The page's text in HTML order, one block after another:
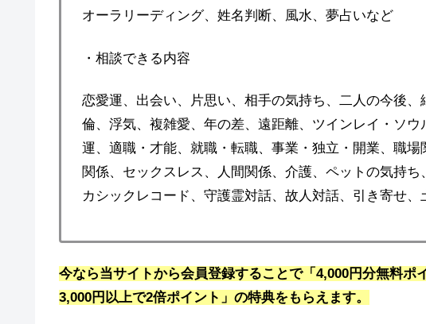
オーラリーディング、姓名判断、風水、夢占いなど
・相談できる内容
恋愛運、出会い、片思い、相手の気持ち、二人の今後
倫、浮気、複雑愛、年の差、遠距離、ツインレイ・ソ
運、適職・才能、就職・転職、事業・独立・開業、職
関係、セックスレス、人間関係、介護、ペットの気持
カシックレコード、守護霊対話、故人対話、引き寄せ、
今なら当サイトから会員登録することで「4,000円分無料ポ
3,000円以上で2倍ポイント」の特典をもらえます。